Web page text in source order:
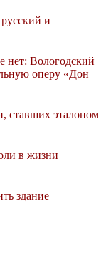
и
нет: Вологодский
оперу «Дон
ставших эталоном
в жизни
здание